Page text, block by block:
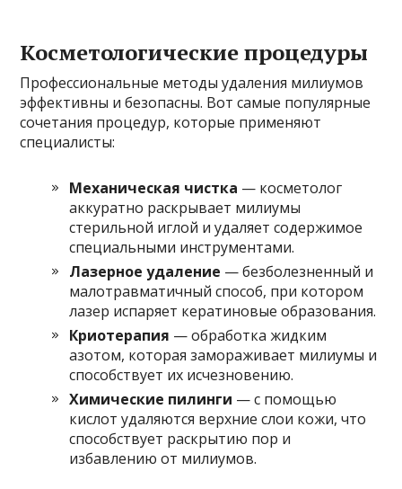
Косметологические процедуры
Профессиональные методы удаления милиумов
эффективны и безопасны. Вот самые популярные
сочетания процедур, которые применяют
специалисты:
Механическая чистка — косметолог
аккуратно раскрывает милиумы
стерильной иглой и удаляет содержимое
специальными инструментами.
Лазерное удаление — безболезненный и
малотравматичный способ, при котором
лазер испаряет кератиновые образования.
Криотерапия — обработка жидким
азотом, которая замораживает милиумы и
способствует их исчезновению.
Химические пилинги — с помощью
кислот удаляются верхние слои кожи, что
способствует раскрытию пор и
избавлению от милиумов.